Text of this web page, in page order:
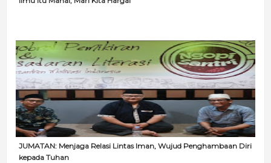
JUMATAN: Menjaga Relasi Lintas Iman, Wujud Penghambaan Diri
kepada Tuhan